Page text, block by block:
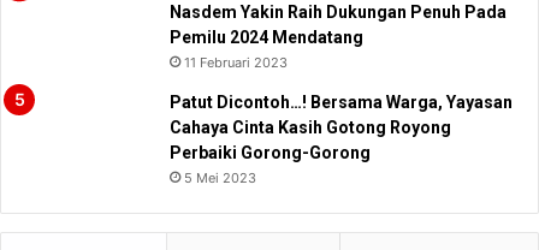
Nasdem Yakin Raih Dukungan Penuh Pada
Pemilu 2024 Mendatang
11 Februari 2023
Patut Dicontoh…! Bersama Warga, Yayasan
Cahaya Cinta Kasih Gotong Royong
Perbaiki Gorong-Gorong
5 Mei 2023